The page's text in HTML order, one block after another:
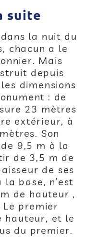
suite
la nuit du
chacun a le
Mais
depuis
dimensions
: de
23 mètres
extérieur, à
Son
9,5 m à la
de 3,5 m de
de ses
base, n’est
de hauteur ,
premier
hauteur, et le
du premier.